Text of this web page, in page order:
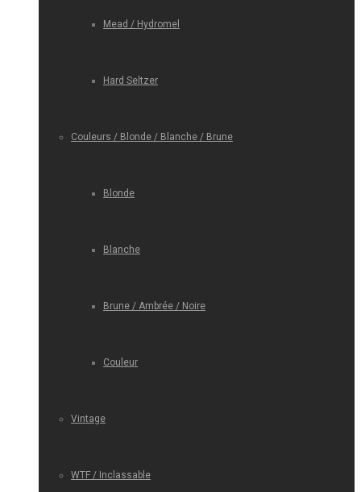
Mead / Hydromel
Hard Seltzer
Couleurs / Blonde / Blanche / Brune
Blonde
Blanche
Brune / Ambrée / Noire
Couleur
Vintage
WTF / Inclassable